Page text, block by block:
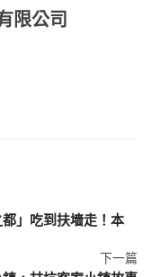
限公司
」吃到扶墻走！本
下一篇